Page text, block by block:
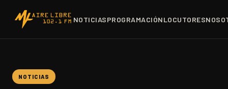
NOTICIASPROGRAMACIÓNLOCUTORES
NOTICIAS